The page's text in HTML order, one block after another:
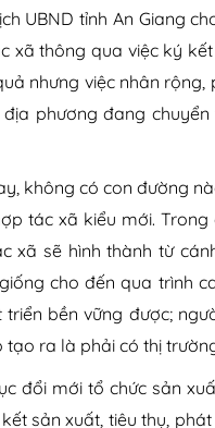
UBND tỉnh An Giang
xã thông qua việc ký
nhưng việc nhân
phương đang
không có con đường
tác xã kiểu mới.
xã sẽ hình thành từ
cho đến qua trình
bền vững được;
ra là phải có thị
đổi mới tổ chức sản
sản xuất, tiêu thụ,